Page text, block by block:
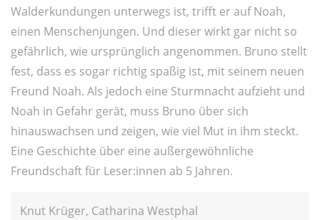
Walderkundungen unterwegs ist, trifft er auf Noah,
einen Menschenjungen. Und dieser wirkt gar nicht so
gefährlich, wie ursprünglich angenommen. Bruno stellt
fest, dass es sogar richtig spaßig ist, mit seinem neuen
Freund Noah. Als jedoch eine Sturmnacht aufzieht und
Noah in Gefahr gerät, muss Bruno über sich
hinauswachsen und zeigen, wie viel Mut in ihm steckt.
Eine Geschichte über eine außergewöhnliche
Freundschaft für Leser:innen ab 5 Jahren.
Knut Krüger, Catharina Westphal